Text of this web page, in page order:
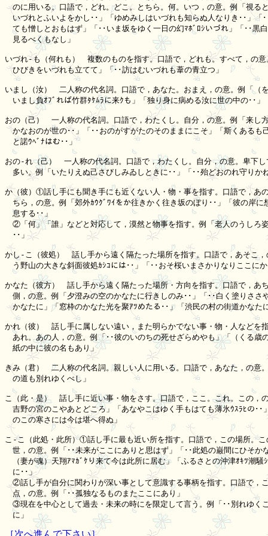
のに用いる。口語で，どれ。どこ。とちら。何。いつ，の意。例「視る
いづれとふいよをかし･･」「ゆめみしはいづれも知らぬ人なりき･･」「
ても憎しとおもはず」「･･いま坂をゆく一日の幻ﾏﾎﾞﾛｼいづれ」「･･黒
見るべくもなし」
いづれ-も（何れも）　複数のものを指す。口語で，どれも。すべて，の
ひびきをいづれも立てて」「･･訪はむいづれも葦の青立つ」
いまし（汝）　二人称の代名詞。口語で，あなた。おまえ，の意。例「（
いまし負ｵﾌﾞれば竹群ﾀｹﾑﾗに来ｸも」「独り身に病める汝に世の中の･･」
おの（己）　一人称の代名詞。口語で，わたくし。自分，の意。例「来し
かなおのが世の･･」「･･おのがすがたのそのままにこそ」「斯くあるも
と諾ｳﾍﾞﾅはむ･･」
おの-れ（己）　一人称の代名詞。口語で，わたくし。自分，の意。卑下
多い。例「いたりえぬ己さびしみゐしときに･･」「･･殆どおのれ守りか
か（彼）①話し手にも聞き手にも近くない人・物・事を指す。口語で，あ
ちら，の意。例「郊外ｶｳｸﾞﾜｲをか往きかく往き坂のぼり･･」「彼の岸に
息する･･」
②「何」「誰」などと対応して，漠然と物事を指す。例「老人のうしろ
･･」
かし-こ（彼処）　話し手から遠く隔たった場所を指す。口語で，あそこ
う野山の大きな斜面彼処ｶｼｺには･･」「･･おそ桜いまさかりなりここに
かなた（彼方）　話し手から遠く隔たった場所・方向を指す。口語で，あ
側，の意。例「夕澄みの空のかなたに行きしのみ･･」「･･白く塗りささ
かなたに」「窓枠のかなた光を聚ｱﾂめたる･･」「渋民の村の街道かなた
かれ（彼）　話し手に属しない遠い，また明らかでない事・物・人などを
あれ。あの人，の意。例「･･彼のいのちの死せざらめやも」「（くる歳
紙の中に彼の名もあり」
きみ（君）　二人称の代名詞。親しい人に用いる。口語で，あなた，の意
の道も別れゆくべし」
こ（此・是）　話し手に近い事・物をさす。口語で，ここ。これ。この，
吉野の宮のこやあとどころ」「あなやこはゆく手もはても薄氷ｳｽﾗﾋの･･
のこの寒さには今は堪へ得ぬ」
こ-こ（此処・此所）①話し手に最も近い所を指す。口語で，この場所。こ
世，の意。例「･･未来がここにありと思はず」「･･此処の巌間にひそか
（妻が魂）天翔ｱﾏｶﾞｹり来て今は此所に居む」「ふるさとの沖津ｵｷﾂ潮騒
に･･」
②話し手が自分に関わりが深い事として意識する事柄を指す。口語で，
点，の意。例「･･孤独なるものまたここにあり」
③現在を中心として過去・未来の時にを限定して言う。例「･･別れゆく
［次へ進んで下さい］